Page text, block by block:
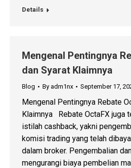
Details
Mengenal Pentingnya
dan Syarat Klaimnya
Blog By adm1nx September 17,
Mengenal Pentingnya Rebate
Klaimnya Rebate OctaFX juga
istilah cashback, yakni
komisi trading yang telah
dalam broker. Pengembalian
mengurangi biaya pembelian